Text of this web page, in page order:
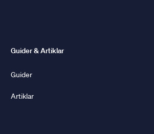
Guider & Artiklar
Guider
Artiklar